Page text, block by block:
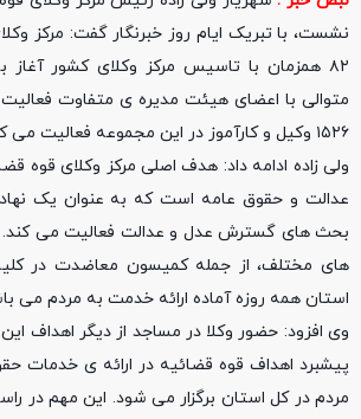
نشست، با تبریک ایام روز خبرنگار گفت: مرکز
۸۲ همزمان با تاسیس مرکز وکلای کشور آغاز
متوالی با اعضای هیئت مدیره ی متفاوت
۱۵۲۶ وکیل و کارآموز در این مجموعه فعالیت می کنند.
ولی زاده ادامه داد: هدف اصلی مرکز وکلای قوه
عدالت و حقوق عامه است که به عنوان یک
بحث های گسترش عدل و عدالت فعالیت می کند.
های مختلف، از جمله کمیسون معاضدت در
استان همه روزه آماده ارائه خدمت به مردم می
وی افزود: حضور وکلا در مساجد از دیگر اهداف
پیشبرد اهداف قوه قضائیه در ارائه ی خدمات
مردم در کل استان برگزار می شود. این مهم در